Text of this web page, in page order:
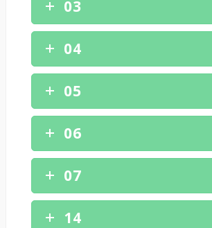
03
04
05
06
07
14